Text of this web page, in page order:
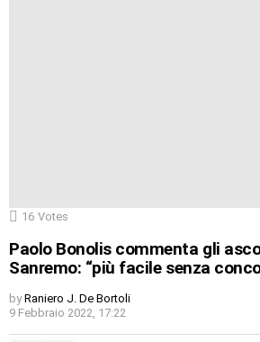
16 Votes
Paolo Bonolis commenta gli
Sanremo: “più facile senza
by Raniero J. De Bortoli
9 Febbraio 2022, 17:22